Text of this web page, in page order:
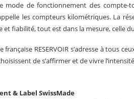
mode de fonctionnement des compte-
les compteurs kilométriques. La
et fiabilité, tout est dans la mesure, celle
française RESERVOIR s’adresse à tous
de s’affirmer et de vivre
& Label SwissMade